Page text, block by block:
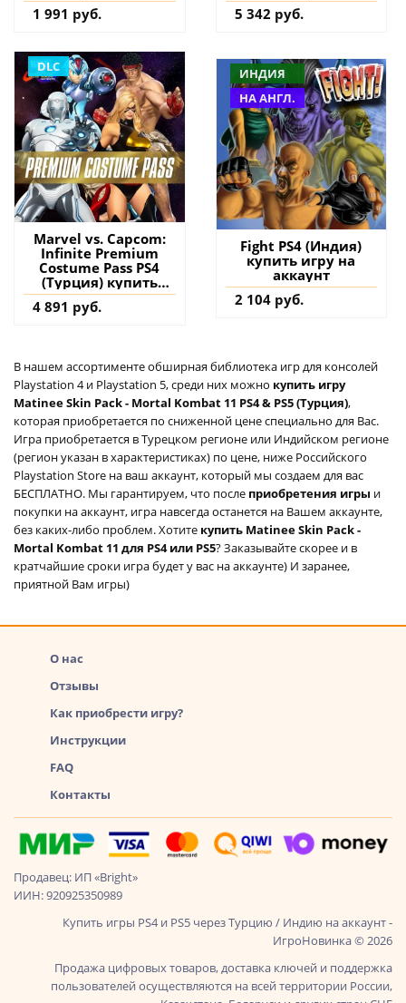
1 991 руб.
5 342 руб.
DLC
Marvel vs. Capcom:
Infinite Premium
Costume Pass PS4
(Турция) купить
дополнение на
аккаунт
4 891 руб.
ИНДИЯ
НА АНГЛ.
Fight PS4 (Индия)
купить игру на
аккаунт
2 104 руб.
В нашем ассортименте обширная библиотека игр для консолей
Playstation 4 и Playstation 5, среди них можно купить игру
Matinee Skin Pack - Mortal Kombat 11 PS4 & PS5 (Турция),
которая приобретается по сниженной цене специально для Вас.
Игра приобретается в Турецком регионе или Индийском регионе
(регион указан в характеристиках) по цене, ниже Российского
Playstation Store на ваш аккаунт, который мы создаем для вас
БЕСПЛАТНО. Мы гарантируем, что после приобретения игры и
покупки на аккаунт, игра навсегда останется на Вашем аккаунте,
без каких-либо проблем. Хотите купить Matinee Skin Pack -
Mortal Kombat 11 для PS4 или PS5? Заказывайте скорее и в
кратчайшие сроки игра будет у вас на аккаунте) И заранее,
приятной Вам игры)
О нас
Отзывы
Как приобрести игру?
Инструкции
FAQ
Контакты
Продавец: ИП «Bright»
ИИН: 920925350989
Купить игры PS4 и PS5 через Турцию / Индию на аккаунт -
ИгроНовинка © 2026
Продажа цифровых товаров, доставка ключей и поддержка
пользователей осуществляются на всей территории России,